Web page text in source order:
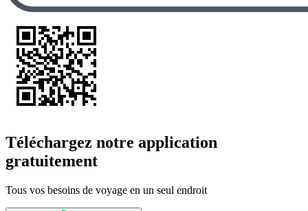
Téléchargez notre application
gratuitement
Tous vos besoins de voyage en un seul endroit